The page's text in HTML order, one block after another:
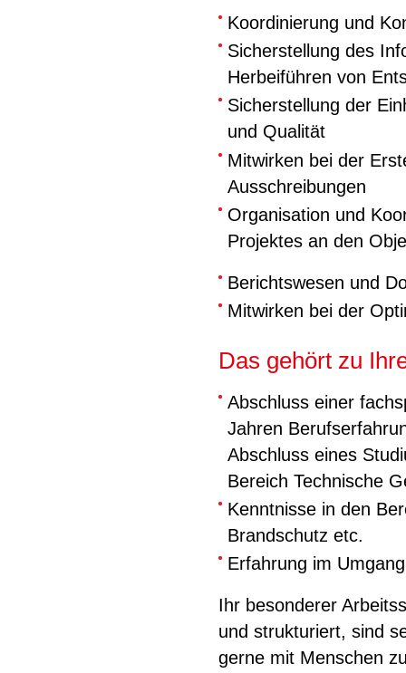
Koordinierung und
Sicherstellung des
Herbeiführen von
Sicherstellung der
und Qualität
Mitwirken bei der
Ausschreibungen
Organisation und
Projektes an den
Berichtswesen und
Mitwirken bei der
Das gehört zu
Abschluss einer
Jahren
Abschluss eines
Bereich Technische
Kenntnisse in den
Brandschutz etc.
Erfahrung im
Ihr besonderer
und strukturiert, sind
gerne mit Menschen